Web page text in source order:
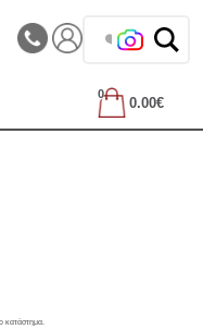
|||
❤️ Βρες
0
0.00€
κατάστημα.